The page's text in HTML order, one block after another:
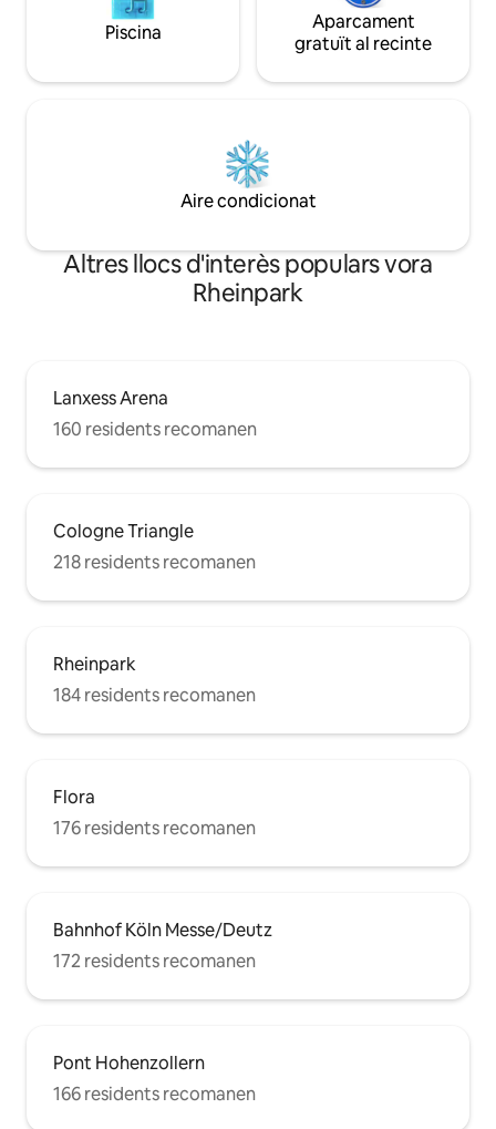
Piscina
Aparcament
gratuït al recinte
Aire condicionat
Altres llocs d'interès populars vora
Rheinpark
Lanxess Arena
160 residents recomanen
Cologne Triangle
218 residents recomanen
Rheinpark
184 residents recomanen
Flora
176 residents recomanen
Bahnhof Köln Messe/Deutz
172 residents recomanen
Pont Hohenzollern
166 residents recomanen